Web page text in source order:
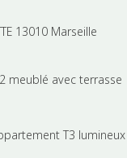
13010 Marseille
meublé avec terrasse
T3 lumineux